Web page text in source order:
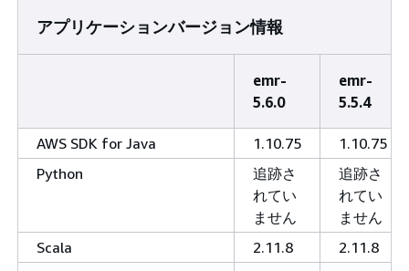
アプリケーションバージョン情報
emr-
5.6.0
emr-
5.5.4
AWS SDK for Java 1.10.75
1.10.75
Python
追跡さ
れてい
ません
追跡さ
れてい
ません
Scala
2.11.8
2.11.8